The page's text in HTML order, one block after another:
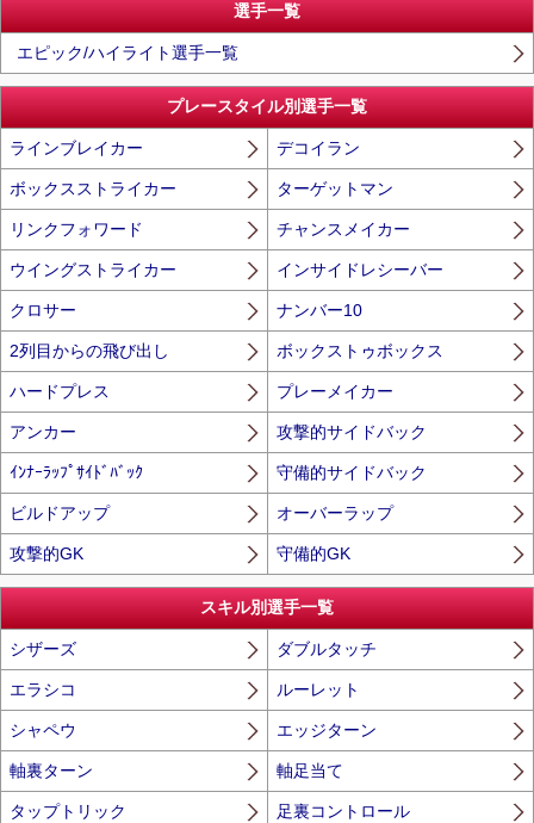
選手一覧
エピック/ハイライト選手一覧
プレースタイル別選手一覧
ラインブレイカー デコイラン
ボックスストライカー ターゲットマン
リンクフォワード チャンスメイカー
ウイングストライカー インサイドレシーバー
クロサー ナンバー10
2列目からの飛び出し ボックストゥボックス
ハードプレス プレーメイカー
アンカー 攻撃的サイドバック
ｲﾝﾅｰﾗｯﾌﾟｻｲﾄﾞﾊﾞｯｸ 守備的サイドバック
ビルドアップ オーバーラップ
攻撃的GK 守備的GK
スキル別選手一覧
シザーズ ダブルタッチ
エラシコ ルーレット
シャペウ エッジターン
軸裏ターン 軸足当て
タップトリック 足裏コントロール